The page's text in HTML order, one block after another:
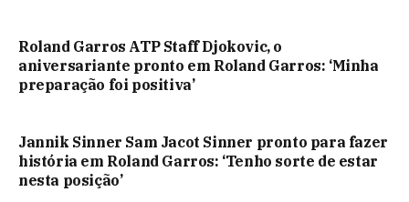
Roland Garros ATP Staff Djokovic, o
aniversariante pronto em Roland Garros: ‘Minha
preparação foi positiva’
Jannik Sinner Sam Jacot Sinner pronto para fazer
história em Roland Garros: ‘Tenho sorte de estar
nesta posição’